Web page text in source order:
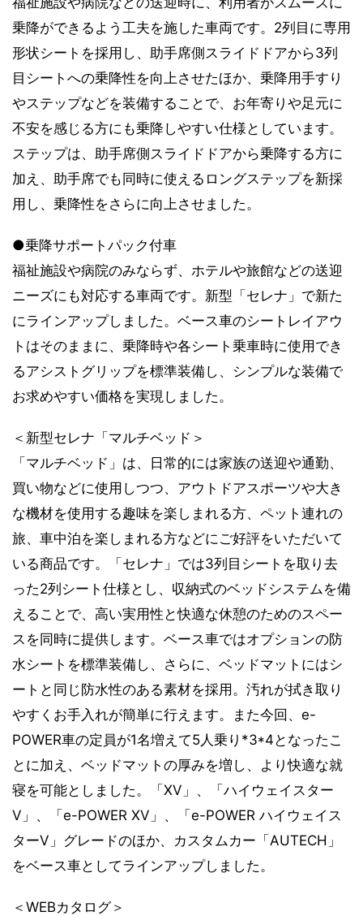
乗降ができるよう工夫を施した車両です。2列目に専用
形状シートを採用し、助手席側スライドドアから3列
目シートへの乗降性を向上させたほか、乗降用手すり
やステップなどを装備することで、お年寄りや足元に
不安を感じる方にも乗降しやすい仕様としています。
ステップは、助手席側スライドドアから乗降する方に
加え、助手席でも同時に使えるロングステップを新採
用し、乗降性をさらに向上させました。
●乗降サポートパック付車
福祉施設や病院のみならず、ホテルや旅館などの送迎
ニーズにも対応する車両です。新型「セレナ」で新た
にラインアップしました。ベース車のシートレイアウ
トはそのままに、乗降時や各シート乗車時に使用でき
るアシストグリップを標準装備し、シンプルな装備で
お求めやすい価格を実現しました。
＜新型セレナ「マルチベッド＞
「マルチベッド」は、日常的には家族の送迎や通勤、
買い物などに使用しつつ、アウトドアスポーツや大き
な機材を使用する趣味を楽しまれる方、ペット連れの
旅、車中泊を楽しまれる方などにご好評をいただいて
いる商品です。「セレナ」では3列目シートを取り去
った2列シート仕様とし、収納式のベッドシステムを備
えることで、高い実用性と快適な休憩のためのスペー
スを同時に提供します。ベース車ではオプションの防
水シートを標準装備し、さらに、ベッドマットにはシ
ートと同じ防水性のある素材を採用。汚れが拭き取り
やすくお手入れが簡単に行えます。また今回、e-
POWER車の定員が1名増えて5人乗り*3*4となったこ
とに加え、ベッドマットの厚みを増し、より快適な就
寝を可能としました。「XV」、「ハイウェイスター
V」、「e-POWER XV」、「e-POWER ハイウェイス
ターV」グレードのほか、カスタムカー「AUTECH」
をベース車としてラインアップしました。
＜WEBカタログ＞